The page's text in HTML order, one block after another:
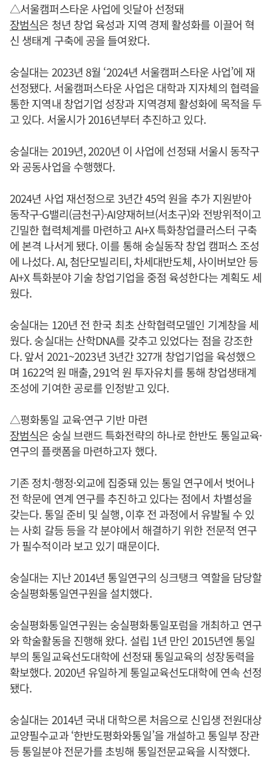
△서울캠퍼스타운 사업에 잇달아 선정돼
장범식은 청년 창업 육성과 지역 경제 활성화를 이끌어 혁
신 생태계 구축에 공을 들여왔다.
숭실대는 2023년 8월 ‘2024년 서울캠퍼스타운 사업’에 재
선정됐다. 서울캠퍼스타운 사업은 대학과 지자체의 협력을
통한 지역내 창업기업 성장과 지역경제 활성화에 목적을 두
고 있다. 서울시가 2016년부터 추진하고 있다.
숭실대는 2019년, 2020년 이 사업에 선정돼 서울시 동작구
와 공동사업을 수행했다.
2024년 사업 재선정으로 3년간 45억 원을 추가 지원받아
동작구-G밸리(금천구)-AI양재허브(서초구)와 전방위적이고
긴밀한 협력체계를 마련하고 AI+X 특화창업클러스터 구축
에 본격 나서게 됐다. 이를 통해 숭실동작 창업 캠퍼스 조성
에 나섰다. AI, 첨단모빌리티, 차세대반도체, 사이버보안 등
AI+X 특화분야 기술 창업기업을 중점 육성한다는 계획도 세
웠다.
숭실대는 120년 전 한국 최초 산학협력모델인 기계창을 세
웠다. 숭실대는 산학DNA를 갖추고 있었다는 점을 강조한
다. 앞서 2021~2023년 3년간 327개 창업기업을 육성했으
며 1622억 원 매출, 291억 원 투자유치를 통해 창업생태계
조성에 기여한 공로를 인정받고 있다.
△평화통일 교육·연구 기반 마련
장범식은 숭실 브랜드 특화전략의 하나로 한반도 통일교육·
연구의 플랫폼을 마련하고자 했다.
기존 정치·행정·외교에 집중돼 있는 통일 연구에서 벗어나
전 학문에 연계 연구를 추진하고 있다는 점에서 차별성을
갖는다. 통일 준비 및 실행, 이후 전 과정에서 유발될 수 있
는 사회 갈등 등을 각 분야에서 해결하기 위한 전문적 연구
가 필수적이라 보고 있기 때문이다.
숭실대는 지난 2014년 통일연구의 싱크탱크 역할을 담당할
숭실평화통일연구원을 설치했다.
숭실평화통일연구원는 숭실평화통일포럼을 개최하고 연구
와 학술활동을 진행해 왔다. 설립 1년 만인 2015년엔 통일
부의 통일교육선도대학에 선정돼 통일교육의 성장동력을
확보했다. 2020년 유일하게 통일교육선도대학에 연속 선정
됐다.
숭실대는 2014년 국내 대학으론 처음으로 신입생 전원대상
교양필수교과 ‘한반도평화와통일’을 개설하고 통일부 장관
등 통일분야 전문가를 초빙해 통일전문교육을 시작했다.